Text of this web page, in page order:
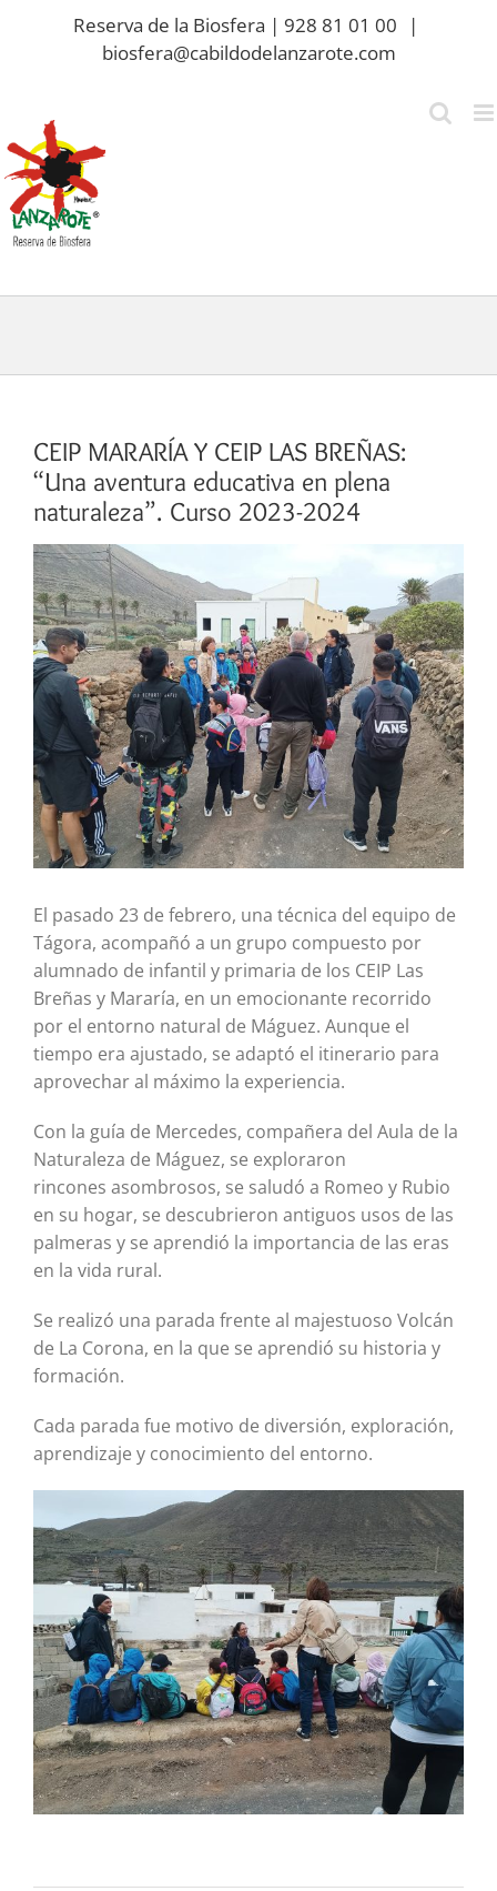
Reserva de la Biosfera | 928 81 01 00
|
biosfera@cabildodelanzarote.com
CEIP MARARÍA Y CEIP LAS BREÑAS:
“Una aventura educativa en plena
naturaleza”. Curso 2023-2024
Ver
imagen
más
grande
El pasado 23 de febrero, una técnica del equipo de
Tágora, acompañó a un grupo compuesto por
alumnado de infantil y primaria de los CEIP Las
Breñas y Mararía, en un emocionante recorrido
por el entorno natural de Máguez. Aunque el
tiempo era ajustado, se adaptó el itinerario para
aprovechar al máximo la experiencia.
Con la guía de Mercedes, compañera del Aula de la
Naturaleza de Máguez, se exploraron
rincones asombrosos, se saludó a Romeo y Rubio
en su hogar, se descubrieron antiguos usos de las
palmeras y se aprendió la importancia de las eras
en la vida rural.
Se realizó una parada frente al majestuoso Volcán
de La Corona, en la que se aprendió su historia y
formación.
Cada parada fue motivo de diversión, exploración,
aprendizaje y conocimiento del entorno.